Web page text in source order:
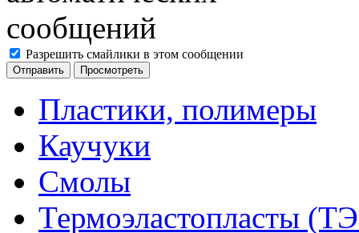
Разрешить смайлики в этом сообщении
Пластики, полимеры
Каучуки
Смолы
Термоэластопласты